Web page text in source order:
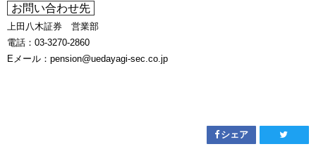
お問い合わせ先
上田八木証券 営業部
電話：03-3270-2860
Eメール：pension@uedayagi-sec.co.jp
シェア